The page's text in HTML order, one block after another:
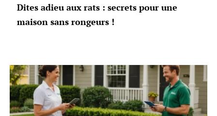
Dites adieu aux rats : secrets pour une
maison sans rongeurs !